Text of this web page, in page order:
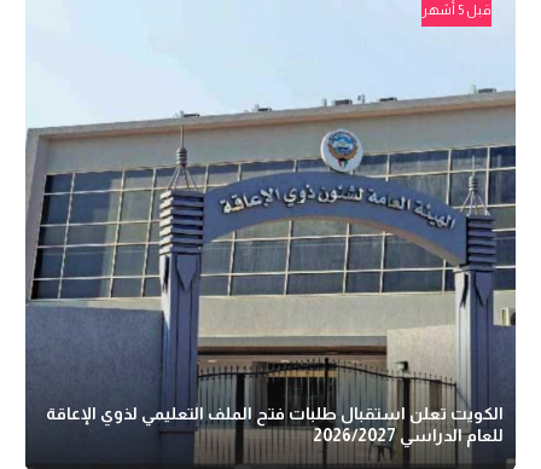
قبل 5 أشهر
الكويت تعلن استقبال طلبات فتح الملف التعليمي لذوي الإعاقة
للعام الدراسي 2026/2027